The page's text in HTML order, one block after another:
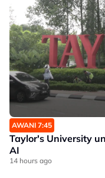
AWANI 7:45
Taylor's University
AI
14 hours ago